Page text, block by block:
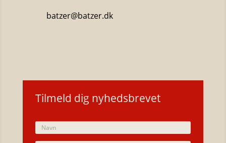
batzer@batzer.dk
Tilmeld dig nyhedsbrevet